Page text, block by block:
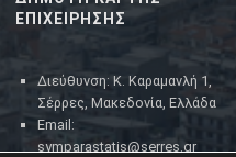
ΕΠΙΧΕΙΡΗΣΗΣ
Διεύθυνση: Κ. Καραμανλή 1,
Σέρρες, Μακεδονία, Ελλάδα
Email:
symparastatis@serres.gr